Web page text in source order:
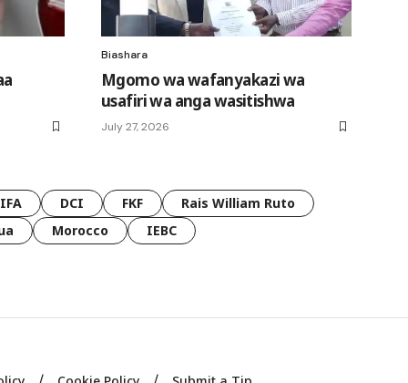
Biashara
Mgomo wa wafanyakazi wa
usafiri wa anga wasitishwa
July 27, 2026
DCI FKF
Rais William Ruto
Morocco IEBC